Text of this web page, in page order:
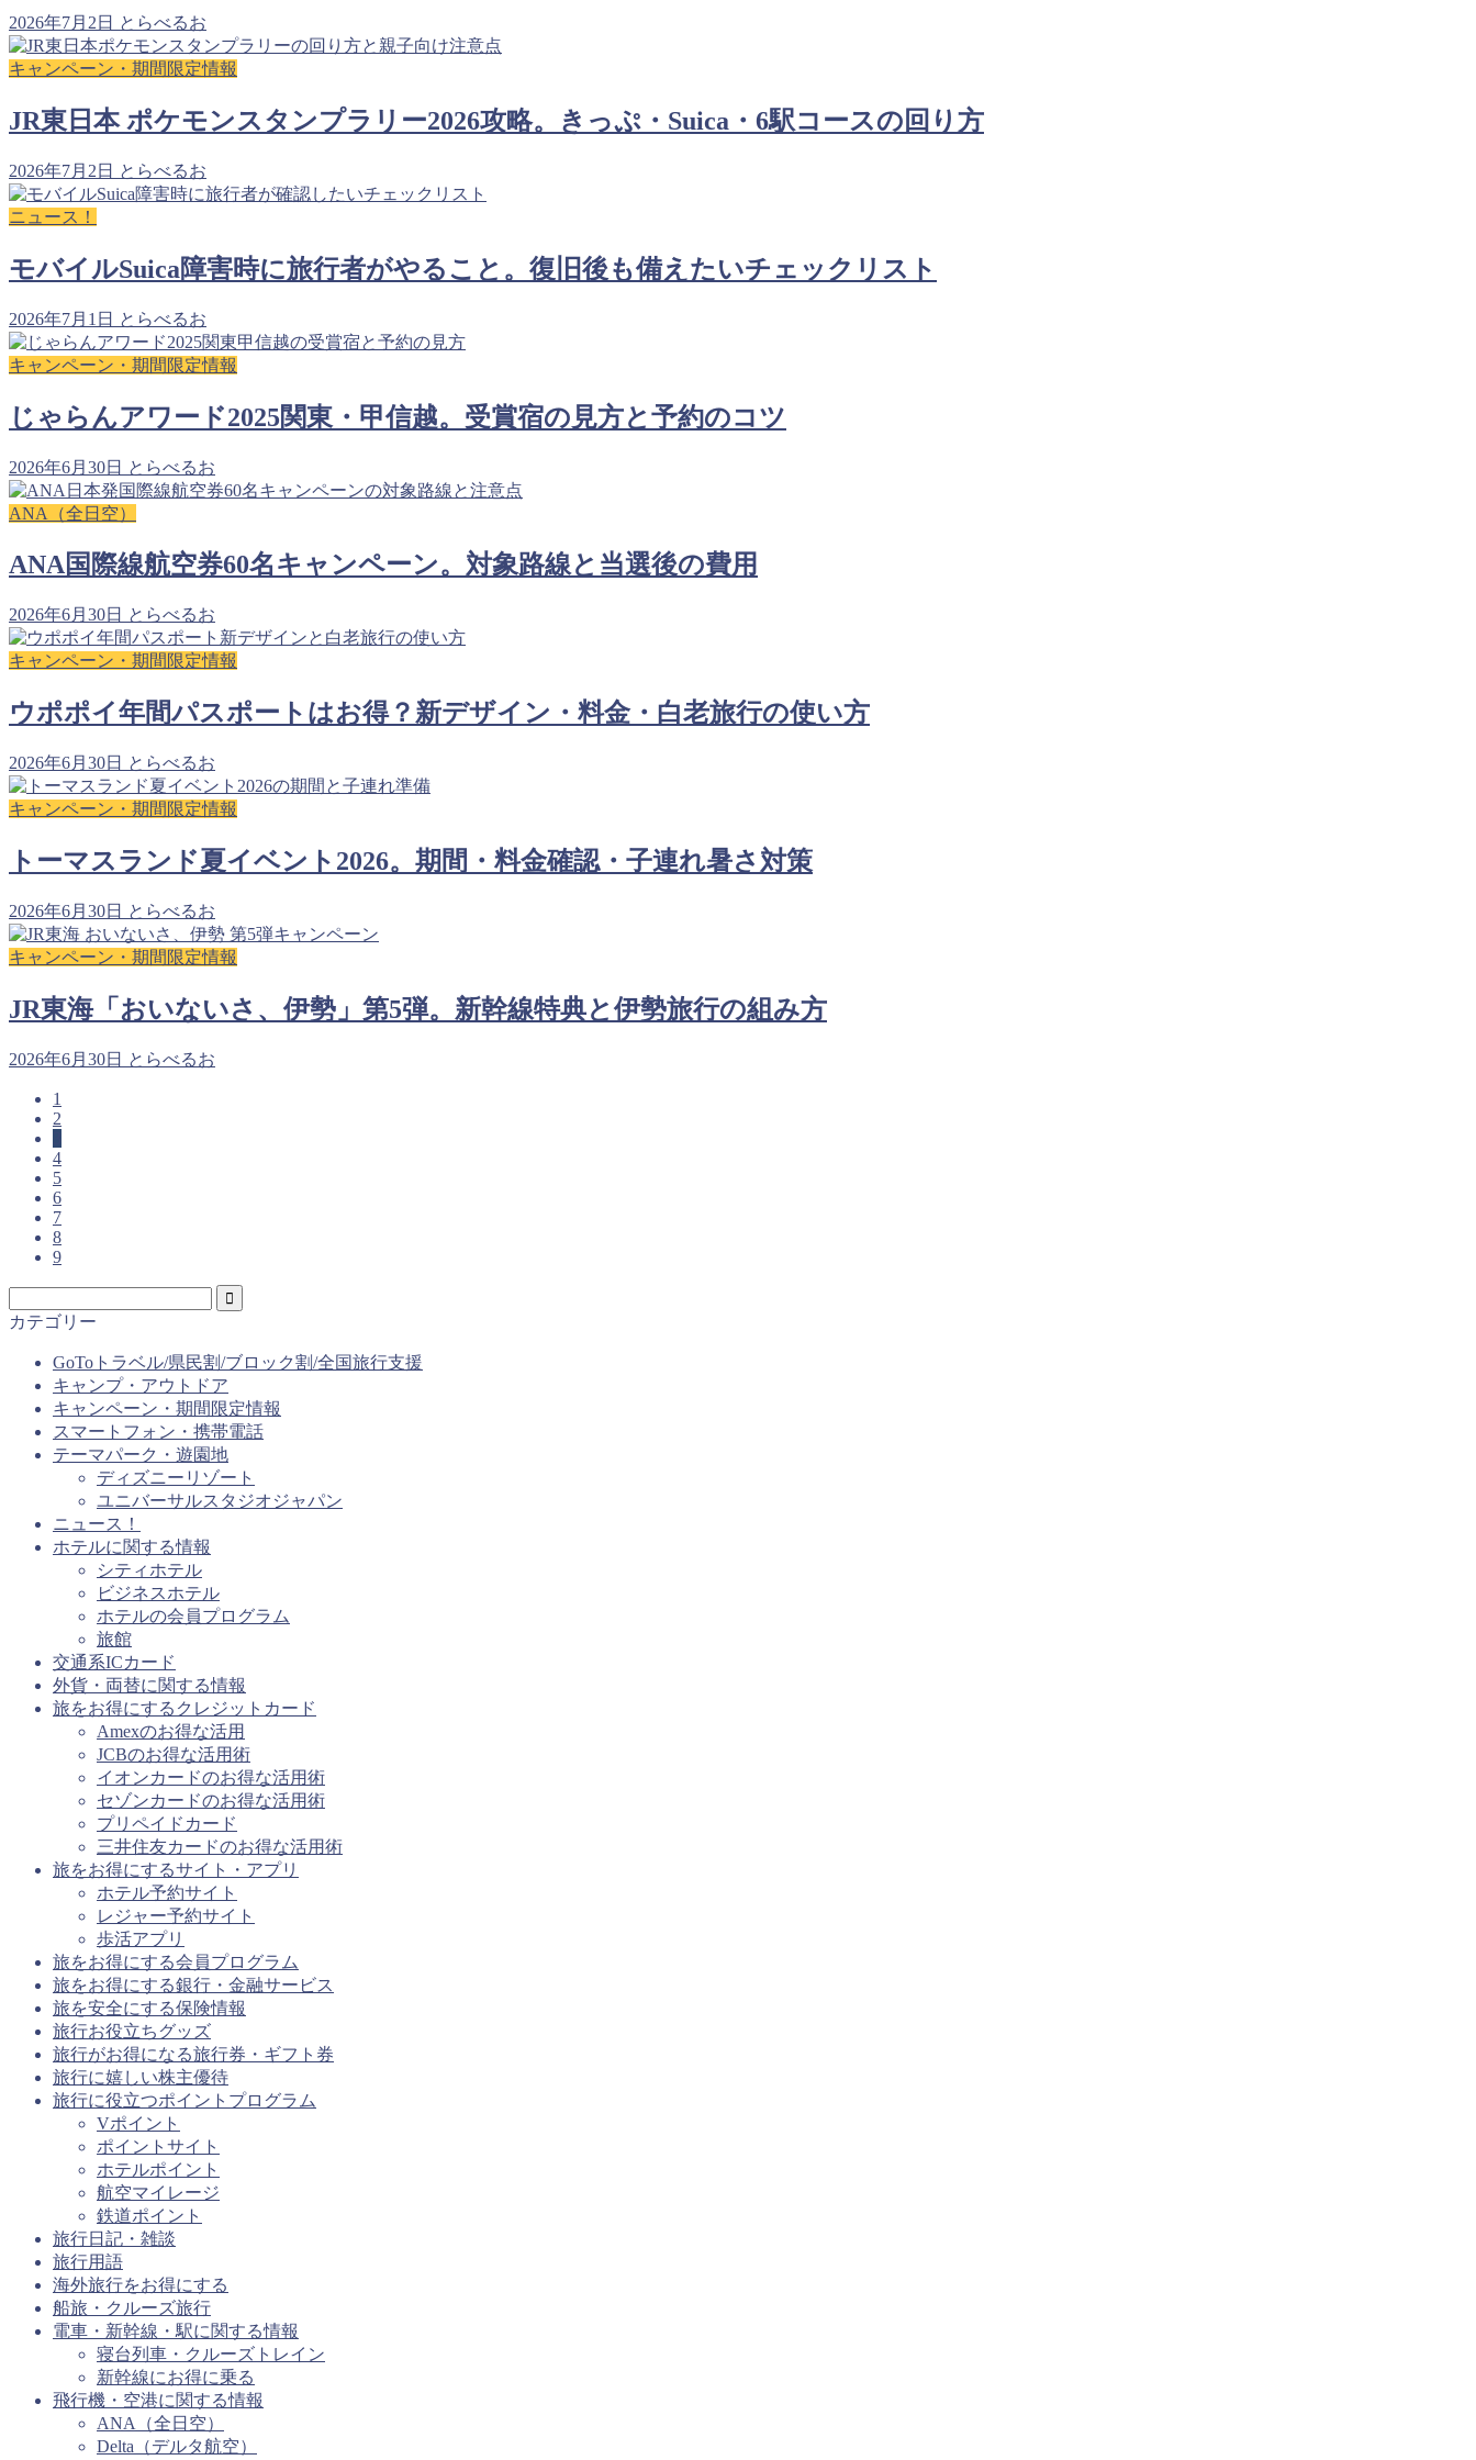
2026年7月2日 とらべるお
キャンペーン・期間限定情報
JR東日本 ポケモンスタンプラリー2026攻略。きっぷ・Suica・6駅コースの回り方
2026年7月2日 とらべるお
ニュース！
モバイルSuica障害時に旅行者がやること。復旧後も備えたいチェックリスト
2026年7月1日 とらべるお
キャンペーン・期間限定情報
じゃらんアワード2025関東・甲信越。受賞宿の見方と予約のコツ
2026年6月30日 とらべるお
ANA（全日空）
ANA国際線航空券60名キャンペーン。対象路線と当選後の費用
2026年6月30日 とらべるお
キャンペーン・期間限定情報
ウポポイ年間パスポートはお得？新デザイン・料金・白老旅行の使い方
2026年6月30日 とらべるお
キャンペーン・期間限定情報
トーマスランド夏イベント2026。期間・料金確認・子連れ暑さ対策
2026年6月30日 とらべるお
キャンペーン・期間限定情報
JR東海「おいないさ、伊勢」第5弾。新幹線特典と伊勢旅行の組み方
2026年6月30日 とらべるお
1
2
4
5
6
7
8
9
カテゴリー
GoToトラベル/県民割/ブロック割/全国旅行支援
キャンプ・アウトドア
キャンペーン・期間限定情報
スマートフォン・携帯電話
テーマパーク・遊園地
ディズニーリゾート
ユニバーサルスタジオジャパン
ニュース！
ホテルに関する情報
シティホテル
ビジネスホテル
ホテルの会員プログラム
旅館
交通系ICカード
外貨・両替に関する情報
旅をお得にするクレジットカード
Amexのお得な活用
JCBのお得な活用術
イオンカードのお得な活用術
セゾンカードのお得な活用術
プリペイドカード
三井住友カードのお得な活用術
旅をお得にするサイト・アプリ
ホテル予約サイト
レジャー予約サイト
歩活アプリ
旅をお得にする会員プログラム
旅をお得にする銀行・金融サービス
旅を安全にする保険情報
旅行お役立ちグッズ
旅行がお得になる旅行券・ギフト券
旅行に嬉しい株主優待
旅行に役立つポイントプログラム
Vポイント
ポイントサイト
ホテルポイント
航空マイレージ
鉄道ポイント
旅行日記・雑談
旅行用語
海外旅行をお得にする
船旅・クルーズ旅行
電車・新幹線・駅に関する情報
寝台列車・クルーズトレイン
新幹線にお得に乗る
飛行機・空港に関する情報
ANA（全日空）
Delta（デルタ航空）